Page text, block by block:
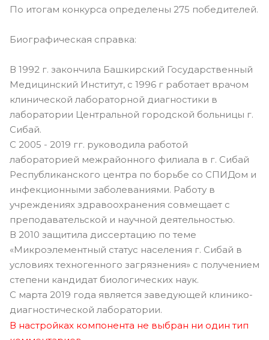
По итогам конкурса определены 275 победителей.
Биографическая справка:
В 1992 г. закончила Башкирский Государственный
Медицинский Институт, с 1996 г работает врачом
клинической лабораторной диагностики в
лаборатории Центральной городской больницы г.
Сибай.
С 2005 - 2019 гг. руководила работой
лабораторией межрайонного филиала в г. Сибай
Республиканского центра по борьбе со СПИДом и
инфекционными заболеваниями. Работу в
учреждениях здравоохранения совмещает с
преподавательской и научной деятельностью.
В 2010 защитила диссертацию по теме
«Микроэлементный статус населения г. Сибай в
условиях техногенного загрязнения» с получением
степени кандидат биологических наук.
С марта 2019 года является заведующей клинико-
диагностической лаборатории.
В настройках компонента не выбран ни один тип